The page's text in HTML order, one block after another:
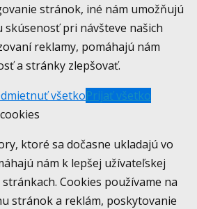
stránok, iné nám umožňujú
pri návšteve našich
reklamy, pomáhajú nám
a stránky zlepšovať.
všetkoPrijať všetko
ktoré sa dočasne ukladajú vo
nám k lepšej užívateľskej
Cookies používame na
stránok a reklám, poskytovanie